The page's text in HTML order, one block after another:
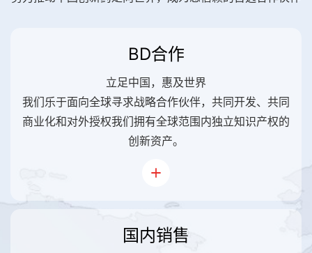
BD合作
立足中国，惠及世界
我们乐于面向全球寻求战略合作伙伴，共同开发、共同
商业化和对外授权我们拥有全球范围内独立知识产权的
创新资产。
国内销售